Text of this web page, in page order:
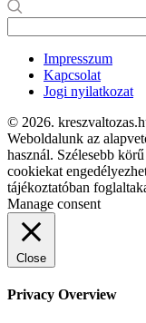
Impresszum
Kapcsolat
Jogi nyilatkozat
© 2026.
Weboldalunk az
használ. Szélesebb
cookiekat
tájékoztatóban
Manage consent
Close
Privacy Overview